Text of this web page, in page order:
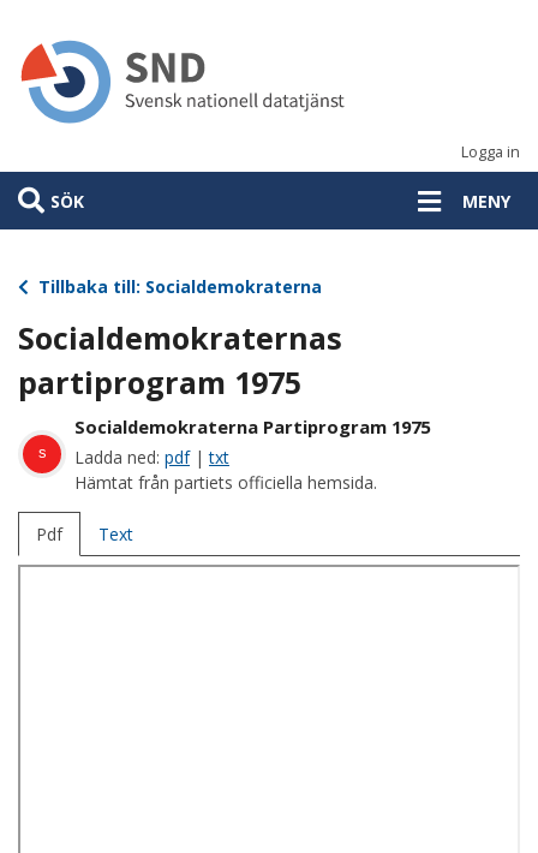
huvudinnehåll
Logga in
SÖK MENY
Tillbaka till: Socialdemokraterna
Socialdemokraternas
partiprogram 1975
s
Socialdemokraterna Partiprogram 1975
Ladda ned: pdf|txt
Hämtat från partiets officiella hemsida.
Pdf Text